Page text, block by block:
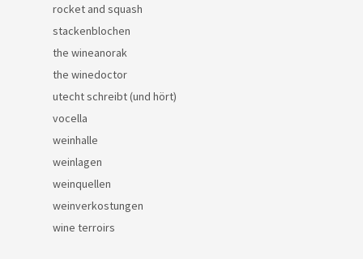
rocket and squash
stackenblochen
the wineanorak
the winedoctor
utecht schreibt (und hört)
vocella
weinhalle
weinlagen
weinquellen
weinverkostungen
wine terroirs